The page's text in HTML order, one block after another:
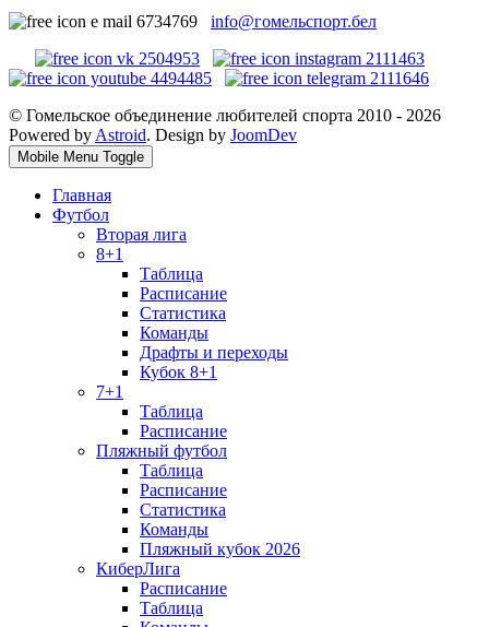
info@гомельспорт.бел
© Гомельское объединение любителей спорта 2010 - 2026
Powered by Astroid. Design by JoomDev
Mobile Menu Toggle
Главная
Футбол
Вторая лига
8+1
Таблица
Расписание
Статистика
Команды
Драфты и переходы
Кубок 8+1
7+1
Таблица
Расписание
Пляжный футбол
Таблица
Расписание
Статистика
Команды
Пляжный кубок 2026
КиберЛига
Расписание
Таблица